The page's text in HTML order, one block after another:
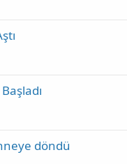
döndü